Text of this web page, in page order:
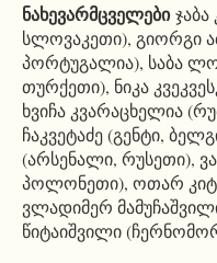
ნახევარმცველებიჯაბა
სლოვაკეთი), გიორგი
პორტუგალია), საბა
თურქეთი), ნიკა
ხვიჩა კვარაცხელია
ჩაკვეტაძე (გენტი,
(არსენალი, რუსეთი),
პოლონეთი), ოთარ
ვლადიმერ
წიტაიშვილი